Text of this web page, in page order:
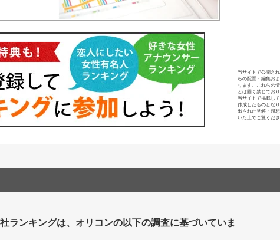
当サイトで公開さ
らの配置・編集お
ります。これらの
とは固く禁じており
当サイトで掲載し
作成したものとな
出された見解・感
いた上でご覧くださ
ランキングは、オリコンの以下の調査に基づいていま